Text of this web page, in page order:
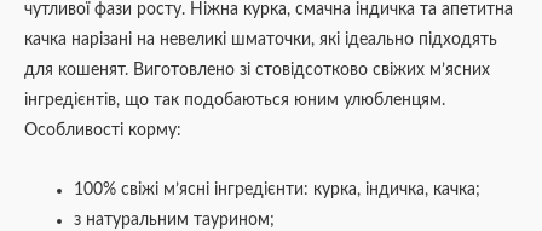
чутливої фази росту. Ніжна курка, смачна індичка та апетитна
качка нарізані на невеликі шматочки, які ідеально підходять
для кошенят. Виготовлено зі стовідсотково свіжих м’ясних
інгредієнтів, що так подобаються юним улюбленцям.
Особливості корму:
100% свіжі м’ясні інгредієнти: курка, індичка, качка;
з натуральним таурином;